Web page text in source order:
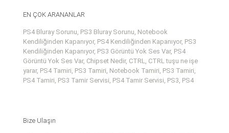
EN ÇOK ARANANLAR
PS4 Bluray Sorunu, PS3 Bluray Sorunu, Notebook
Kendiliğinden Kapanıyor, PS4 Kendiliğinden Kapanıyor, PS3
Kendiliğinden Kapanıyor, PS3 Görüntü Yok Ses Var, PS4
Görüntü Yok Ses Var, Chipset Nedir, CTRL, CTRL tuşu ne işe
yarar, PS4 Tamiri, PS3 Tamiri, Notebook Tamiri, PS3 Tamiri,
PS4 Tamiri, PS3 Tamir Servisi, PS4 Tamir Servisi, PS3, PS4
Bize Ulaşın